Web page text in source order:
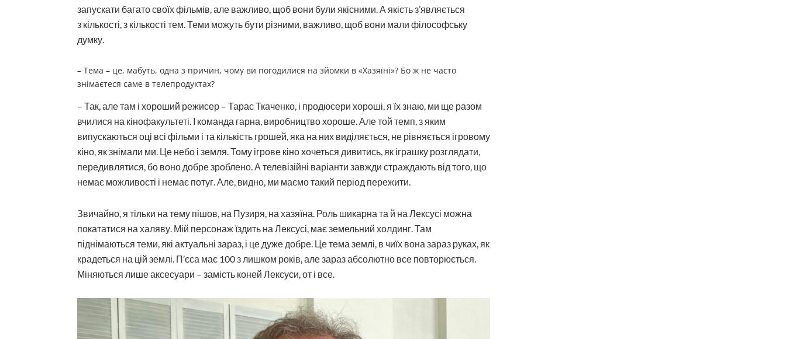
запускати багато своїх фільмів, але важливо, щоб вони були якісними. А якість з’являється
з кількості, з кількості тем. Теми можуть бути різними, важливо, щоб вони мали філософську
думку.
– Тема – це, мабуть, одна з причин, чому ви погодилися на зйомки в «Хазяїні»? Бо ж не часто
знімаєтеся саме в телепродуктах?
– Так, але там і хороший режисер – Тарас Ткаченко, і продюсери хороші, я їх знаю, ми ще разом
вчилися на кінофакультеті. І команда гарна, виробництво хороше. Але той темп, з яким
випускаються оці всі фільми і та кількість грошей, яка на них виділяється, не рівняється ігровому
кіно, як знімали ми. Це небо і земля. Тому ігрове кіно хочеться дивитись, як іграшку розглядати,
передивлятися, бо воно добре зроблено. А телевізійні варіанти завжди страждають від того, що
немає можливості і немає потуг. Але, видно, ми маємо такий період пережити.
Звичайно, я тільки на тему пішов, на Пузиря, на хазяїна. Роль шикарна та й на Лексусі можна
покататися на халяву. Мій персонаж їздить на Лексусі, має земельний холдинг. Там
піднімаються теми, які актуальні зараз, і це дуже добре. Це тема землі, в чиїх вона зараз руках, як
крадеться на цій землі. П’єса має 100 з лишком років, але зараз абсолютно все повторюється.
Міняються лише аксесуари – замість коней Лексуси, от і все.